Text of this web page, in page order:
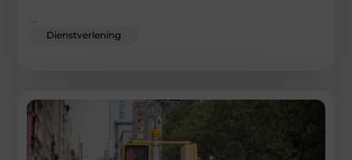
Dienstverlening